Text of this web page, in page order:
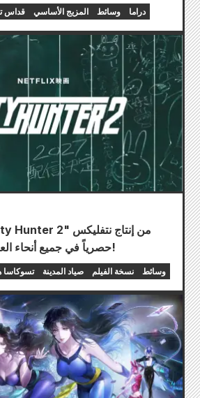
قداس المزيج الأساسي وسائط دراما
حصرياً في جميع أنحاء العالم في عام 2027!
تسوكاسا صياد المدينة نسخة الفيلم وسائط